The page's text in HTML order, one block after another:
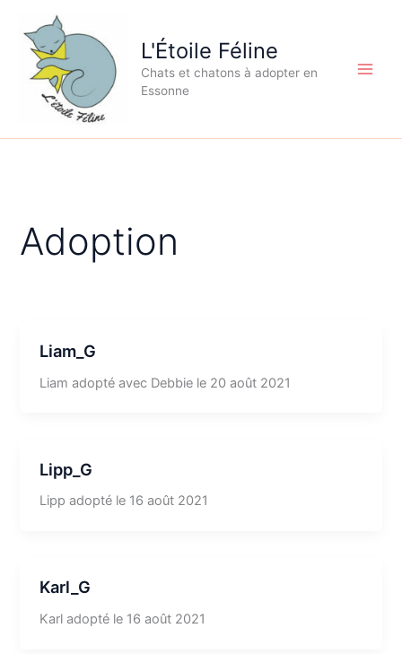
contenu
L'Étoile Féline
Chats et chatons à adopter en
Essonne
Adoption
Liam_G
Liam adopté avec Debbie le 20 août 2021
Lipp_G
Lipp adopté le 16 août 2021
Karl_G
Karl adopté le 16 août 2021